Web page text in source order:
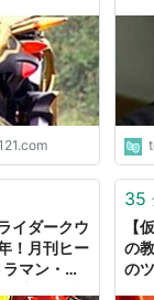
イダークウ
！月刊ヒー
マン・仮
35
【
の
の